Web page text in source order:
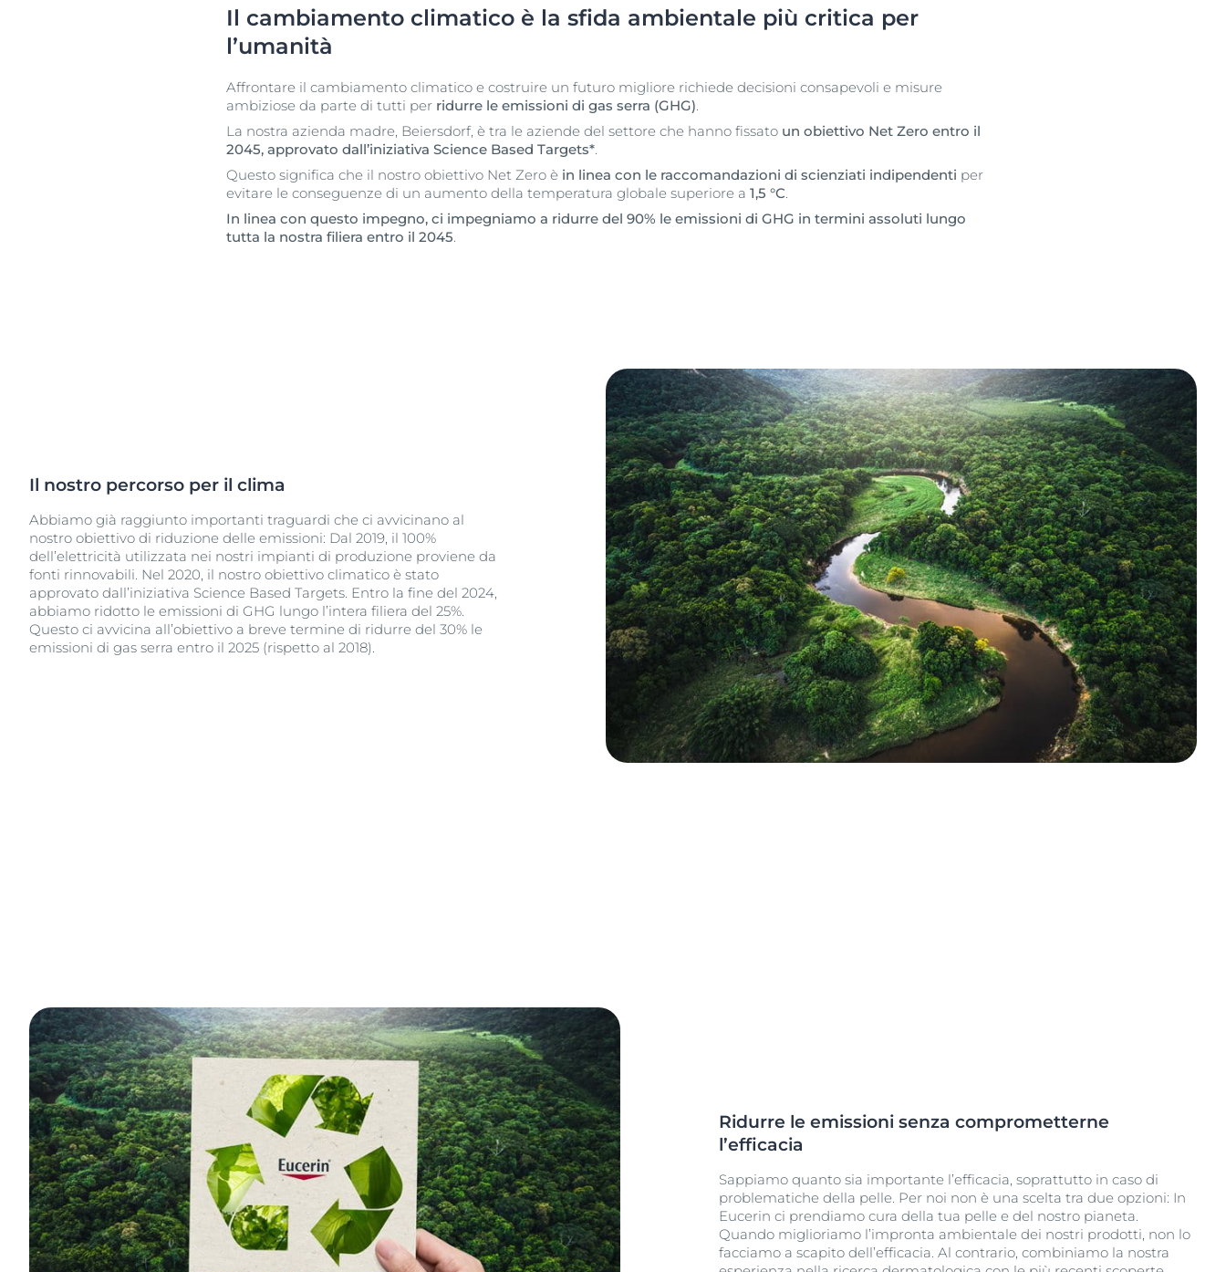
Il cambiamento climatico è la sfida ambientale più critica per
l’umanità
Affrontare il cambiamento climatico e costruire un futuro migliore richiede decisioni consapevoli e misure
ambiziose da parte di tutti per ridurre le emissioni di gas serra (GHG)
La nostra azienda madre, Beiersdorf, è tra le aziende del settore che hanno fissato un obiettivo Net Zero entro il
2045, approvato dall’iniziativa Science Based Targets*
Questo significa che il nostro obiettivo Net Zero è in linea con le raccomandazioni di scienziati indipendenti per
evitare le conseguenze di un aumento della temperatura globale superiore a 1,5 °C
In linea con questo impegno, ci impegniamo a ridurre del 90% le emissioni di GHG in termini assoluti lungo
tutta la nostra filiera entro il 2045
Il nostro percorso per il clima
Abbiamo già raggiunto importanti traguardi che ci avvicinano al
nostro obiettivo di riduzione delle emissioni: Dal 2019, il 100%
dell’elettricità utilizzata nei nostri impianti di produzione proviene da
fonti rinnovabili. Nel 2020, il nostro obiettivo climatico è stato
approvato dall’iniziativa Science Based Targets. Entro la fine del 2024,
abbiamo ridotto le emissioni di GHG lungo l’intera filiera del 25%.
Questo ci avvicina all’obiettivo a breve termine di ridurre del 30% le
emissioni di gas serra entro il 2025 (rispetto al 2018).
Ridurre le emissioni senza comprometterne
l’efficacia
Sappiamo quanto sia importante l’efficacia, soprattutto in caso di
problematiche della pelle. Per noi non è una scelta tra due opzioni: In
Eucerin ci prendiamo cura della tua pelle e del nostro pianeta.
Quando miglioriamo l’impronta ambientale dei nostri prodotti, non lo
facciamo a scapito dell’efficacia. Al contrario, combiniamo la nostra